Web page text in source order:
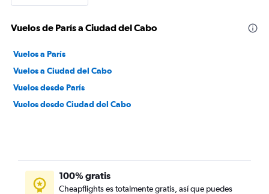
Vuelos de París a Ciudad del Cabo
Vuelos a París
Vuelos a Ciudad del Cabo
Vuelos desde París
Vuelos desde Ciudad del Cabo
100% gratis
Cheapflights es totalmente gratis, así que puedes